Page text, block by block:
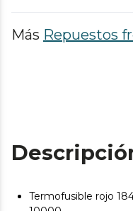
Más Repuestos
Termofusible rojo